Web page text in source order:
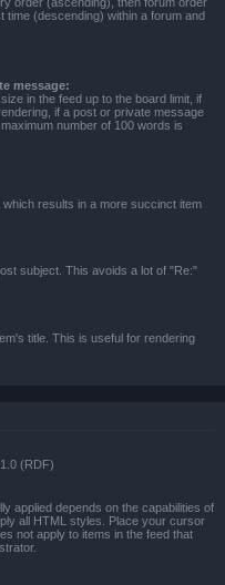
time (descending) within a forum and
message:
in the feed up to the board limit, if
if a post or private message
number of 100 words is
results in a more succinct item
subject. This avoids a lot of "Re:"
title. This is useful for rendering
applied depends on the capabilities of
all HTML styles. Place your cursor
not apply to items in the feed that